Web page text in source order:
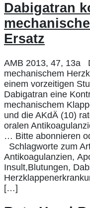
Dabigatran
Ersatz
AMB 2013, 47, 13a
mechanischem
einem vorzeitigen
Dabigatran eine
mechanischem
und die AKdÄ (10)
oralen
… Bitte abonnieren
Schlagworte zum
Antikoagulanzien,
Insult,Blutungen,
[…]